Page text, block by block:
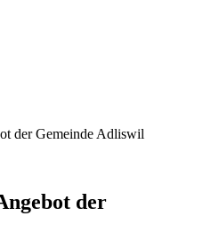
der Gemeinde Adliswil
der